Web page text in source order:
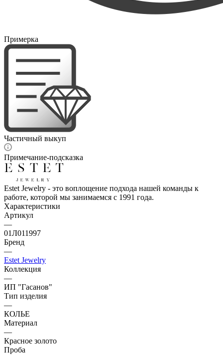
Примерка
Частичный выкуп
Примечание-подсказка
Estet Jewelry - это воплощение подхода нашей команды к
работе, которой мы занимаемся с 1991 года.
Характеристики
Артикул
—
01Л011997
Бренд
—
Estet Jewelry
Коллекция
—
ИП "Гасанов"
Тип изделия
—
КОЛЬЕ
Материал
—
Красное золото
Проба